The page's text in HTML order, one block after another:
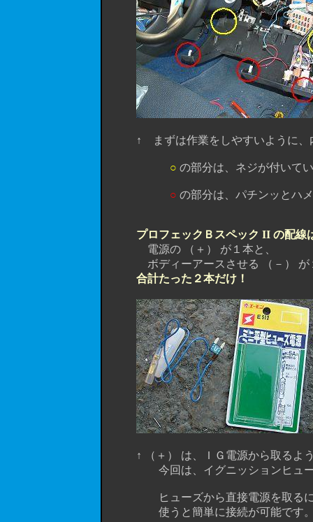
↑ まずは作業をしやすいように、内
○ の部分は、ネジが付いて
○ の部分は、パチンッとハ
プロフェックＢスペック II の配線
電源の （＋） が１本と、
ボディーアースさせる （－） が
合計たった２本だけ！
↑ （＋） は、ＩＧ電源から取るよう
今回は、イグニッションヒューズ
ヒューズから直接電源を取るには
使うと簡単に接続が可能です